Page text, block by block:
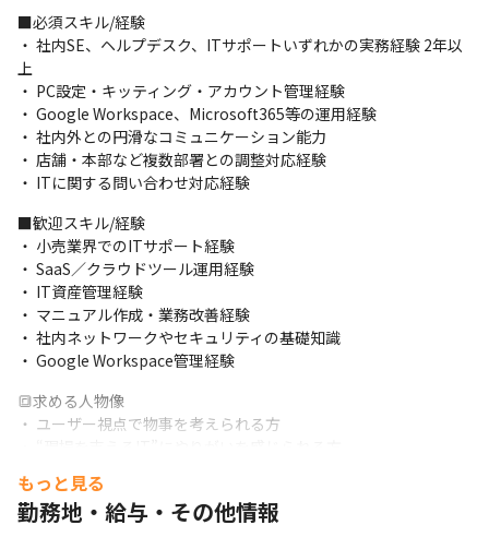
■ 募集背景
本ポジションは、社内SE（運用サポート）として、店舗スタッフ
や本部社員が安心して業務を行える環境づくりを担い、グラニフ
の事業成長を“IT”の側面から支える役割です。
PC設定やアカウント管理、店舗からの問い合わせ対応など、現場
に近い立場で幅広く関わりながら、“現場を支えるIT”として活躍
いただけます。
お客さまにより良いサービスを提供する目的でチームで成果を出
していきたいと考えています。
■必須スキル/経験
・ 社内SE、ヘルプデスク、ITサポートいずれかの実務経験 2年以
上
・ PC設定・キッティング・アカウント管理経験
・ Google Workspace、Microsoft365等の運用経験
・ 社内外との円滑なコミュニケーション能力
・ 店舗・本部など複数部署との調整対応経験
・ ITに関する問い合わせ対応経験
■歓迎スキル/経験
・ 小売業界でのITサポート経験
・ SaaS／クラウドツール運用経験
・ IT資産管理経験
・ マニュアル作成・業務改善経験
・ 社内ネットワークやセキュリティの基礎知識
・ Google Workspace管理経験
🔳求める人物像
・ ユーザー視点で物事を考えられる方
方
・ 困っている人をサポートすることが好きな方
もっと見る
勤務地・給与・その他情報